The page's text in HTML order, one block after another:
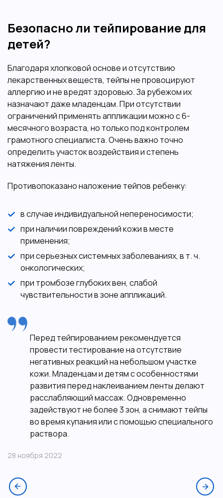
Безопасно ли тейпирование для
детей?
Благодаря хлопковой основе и отсутствию
лекарственных веществ, тейпы не провоцируют
аллергию и не вредят здоровью. За рубежом их
назначают даже младенцам. При отсутствии
ограничений применять аппликации можно с 6-
месячного возраста, но только под контролем
грамотного специалиста. Очень важно точно
определить участок воздействия и степень
натяжения ленты.
Противопоказано наложение тейпов ребенку:
в случае индивидуальной непереносимости;
при наличии повреждений кожи в месте
применения;
при серьезных системных заболеваниях, в т. ч.
онкологических;
при тромбозе глубоких вен, слабой
чувствительности в зоне аппликаций.
Перед тейпированием рекомендуется
провести тестирование на отсутствие
негативных реакций на небольшом участке
кожи. Младенцам и детям с особенностями
развития перед наклеиванием ленты делают
расслабляющий массаж. Одновременно
задействуют не более 3 зон, а снимают тейпы
во время купания или с помощью специального
раствора.
28 ноября 2022